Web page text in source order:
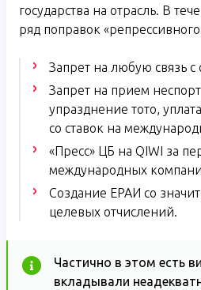
государства на отрасль. В
ряд поправок
Запрет на любую связь
Запрет на прием
упразднение тото,
со ставок на
«Пресс» ЦБ на QIWI за
международных
Создание ЕРАИ со
целевых отчислений.
Частично в этом есть
вкладывали